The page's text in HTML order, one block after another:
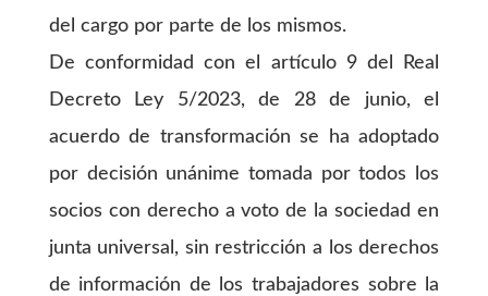
del cargo por parte de los mismos.
De conformidad con el artículo 9 del Real
Decreto Ley 5/2023, de 28 de junio, el
acuerdo de transformación se ha adoptado
por decisión unánime tomada por todos los
socios con derecho a voto de la sociedad en
junta universal, sin restricción a los derechos
de información de los trabajadores sobre la